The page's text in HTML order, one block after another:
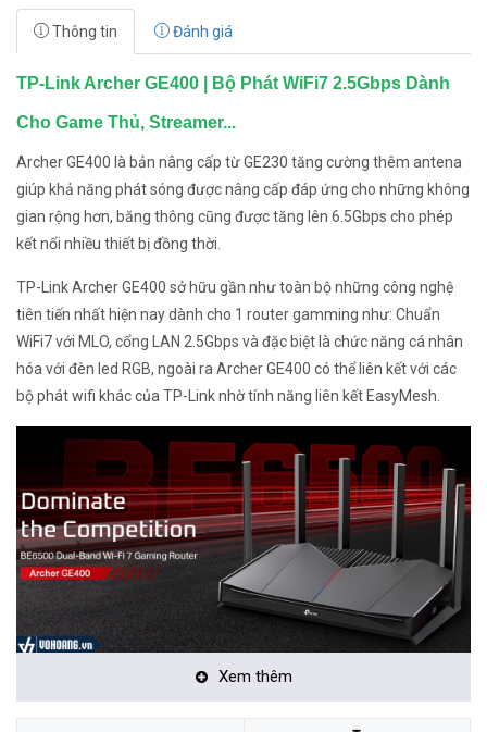
Thông tin Đánh giá
TP-Link Archer GE400 | Bộ Phát WiFi7 2.5Gbps Dành
Cho Game Thủ, Streamer...
Archer GE400 là bản nâng cấp từ GE230 tăng cường thêm antena
giúp khả năng phát sóng được nâng cấp đáp ứng cho những không
gian rộng hơn, băng thông cũng được tăng lên 6.5Gbps cho phép
kết nối nhiều thiết bị đồng thời.
TP-Link Archer GE400 sở hữu gần như toàn bộ những công nghệ
tiên tiến nhất hiện nay dành cho 1 router gamming như: Chuẩn
WiFi7 với MLO, cổng LAN 2.5Gbps và đặc biệt là chức năng cá nhân
hóa với đèn led RGB, ngoài ra Archer GE400 có thể liên kết với các
bộ phát wifi khác của TP-Link nhờ tính năng liên kết EasyMesh.
Xem thêm